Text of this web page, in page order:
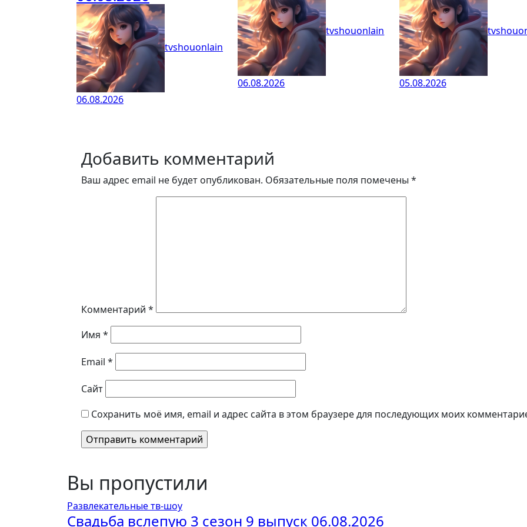
tvshouonlain
06.08.2026
tvshouonlain
06.08.2026 05.08.2026
Добавить комментарий
Ваш адрес email не будет опубликован. Обязательные поля помечены *
Комментарий *
Имя *
Email *
Сайт
Сохранить моё имя, email и адрес сайта в этом браузере для последующих моих
Вы пропустили
Развлекательные тв-шоу
Свадьба вслепую 3 сезон 9 выпуск 06.08.2026